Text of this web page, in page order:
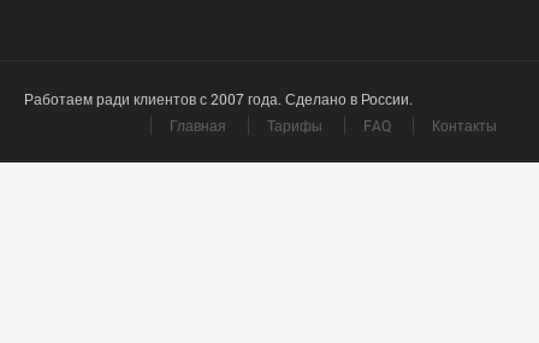
Работаем ради клиентов с 2007 года. Сделано в России.
Главная
Тарифы FAQ Контакты